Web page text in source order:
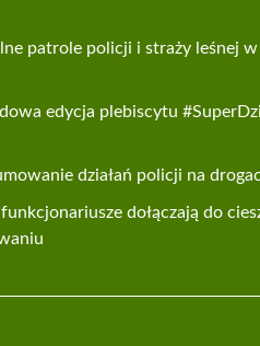
patrole policji i straży leśnej w
edycja plebiscytu
działań policji na
dołączają do